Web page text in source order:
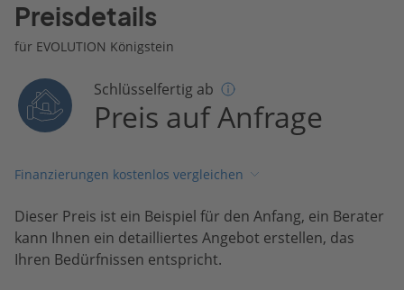
Preisdetails
für EVOLUTION Königstein
Schlüsselfertig ab
Preis auf Anfrage
Finanzierungen kostenlos vergleichen
Dieser Preis ist ein Beispiel für den Anfang, ein Berater
kann Ihnen ein detailliertes Angebot erstellen, das
Ihren Bedürfnissen entspricht.